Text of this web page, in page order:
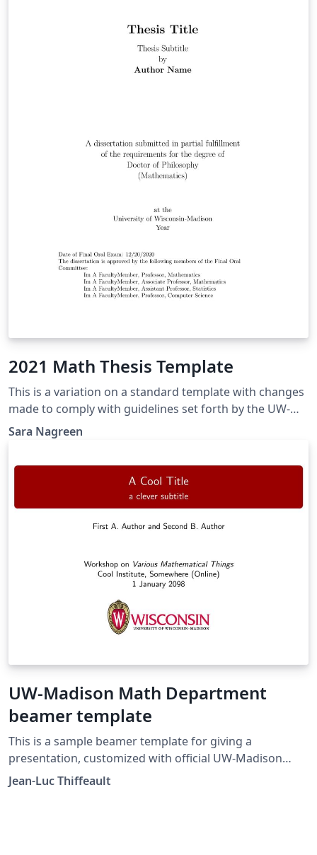
2021 Math Thesis Template
This is a variation on a standard template with changes
made to comply with guidelines set forth by the UW-
Madison Graduate School.
Sara Nagreen
UW-Madison Math Department
beamer template
This is a sample beamer template for giving a
presentation, customized with official UW-Madison
logos and colors.
Jean-Luc Thiffeault